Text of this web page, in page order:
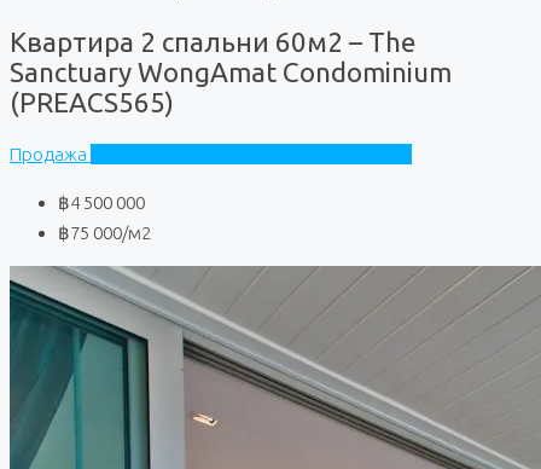
Квартира 2 спальни 60м2 – The
Sanctuary WongAmat Condominium
(PREACS565)
Продажа
฿4 500 000
฿75 000/м2